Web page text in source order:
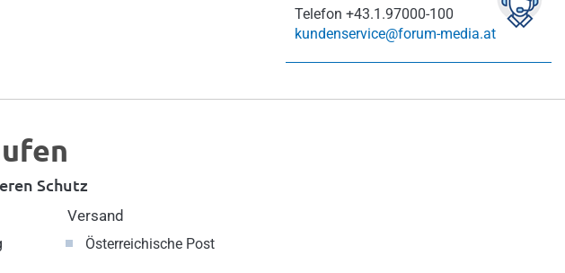
Telefon +43.1.97000-100
kundenservice@forum-media.at
Schutz
Versand
Österreichische Post